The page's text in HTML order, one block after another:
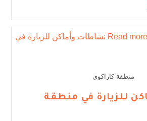
منطقة كاراكوي
للزيارة في منطقة